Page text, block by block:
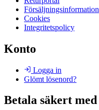
Försäljningsinformation
Cookies
Integritetspolicy
Konto
Logga in
Glömt lösenord?
Betala säkert med